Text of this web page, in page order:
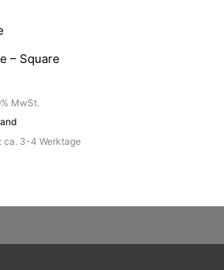
– Square
MwSt.
ca. 3-4 Werktage